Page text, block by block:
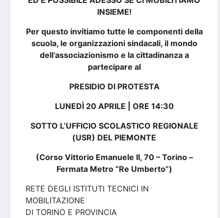
INSIEME!
Per questo invitiamo tutte le componenti della
scuola, le organizzazioni sindacali, il mondo
dell’associazionismo e la cittadinanza a
partecipare al
PRESIDIO DI PROTESTA
LUNEDÌ 20 APRILE | ORE 14:30
SOTTO L’UFFICIO SCOLASTICO REGIONALE
(USR) DEL PIEMONTE
(Corso Vittorio Emanuele II, 70 – Torino –
Fermata Metro “Re Umberto”)
RETE DEGLI ISTITUTI TECNICI IN
MOBILITAZIONE
DI TORINO E PROVINCIA